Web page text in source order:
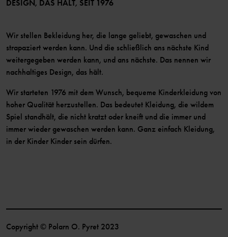
DESIGN, DAS HÄLT, SEIT 1976
Wir stellen Bekleidung her, die lange geliebt, gewaschen und
strapaziert werden kann. Und die schließlich ans nächste Kind
weitergegeben werden kann, und ans nächste. Das nennen wir
nachhaltiges Design, das hält.
Wir starteten 1976 mit dem Wunsch, bequeme Kinderkleidung von
hoher Qualität herzustellen. Das bedeutet Kleidung, die wildem
Spiel standhält, die nicht kratzt oder kneift und die immer und
immer wieder gewaschen werden kann. Ganz einfach Kleidung,
in der Kinder Kinder sein dürfen.
Copyright © Polarn O. Pyret 2023